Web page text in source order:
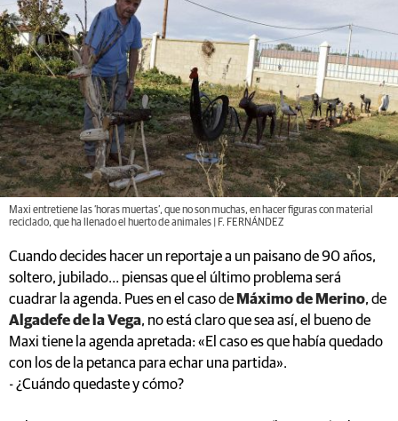
Maxi entretiene las ‘horas muertas’, que no son muchas, en hacer figuras con material
reciclado, que ha llenado el huerto de animales | F. FERNÁNDEZ
Cuando decides hacer un reportaje a un paisano de 90 años,
soltero, jubilado… piensas que el último problema será
cuadrar la agenda. Pues en el caso de Máximo de Merino, de
Algadefe de la Vega, no está claro que sea así, el bueno de
Maxi tiene la agenda apretada: «El caso es que había quedado
con los de la petanca para echar una partida».
- ¿Cuándo quedaste y cómo?